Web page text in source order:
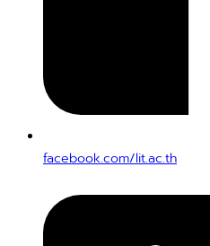
facebook.com/lit.ac.th